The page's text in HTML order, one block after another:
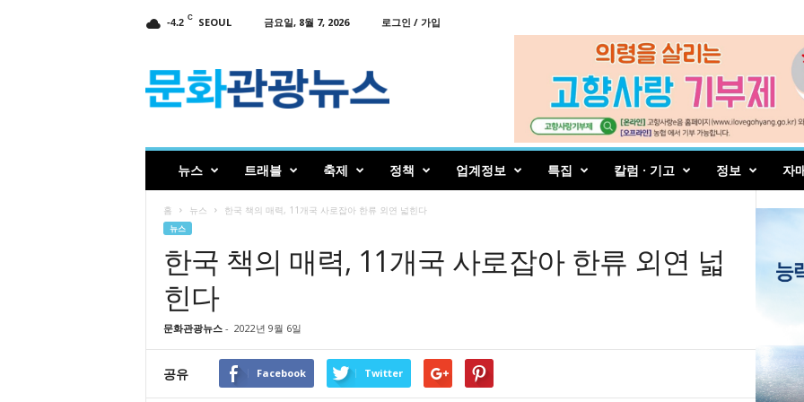
-4.2 C SEOUL 금요일, 8월 7, 2026
로그인 / 가입
넷
신
뉴스 트래블 축제 정책 업계정보 특집 칼럼 · 기고 정보 자
홈 뉴스 한국 책의 매력, 11개국 사로잡아 한류 외연 넓힌다
뉴스
한국 책의 매력, 11개국 사로잡아 한류 외연 넓
힌다
문화관광뉴스- 2022년 9월 6일
공유 Facebook Twitter